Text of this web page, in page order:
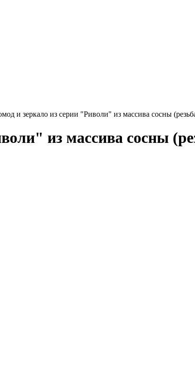
и зеркало из серии "Риволи" из массива сосны
из массива сосны